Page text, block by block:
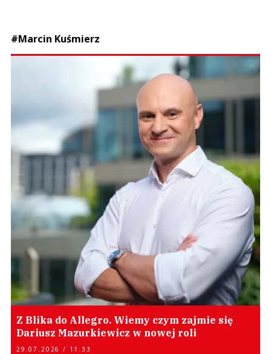
#Marcin Kuśmierz
Z Blika do Allegro. Wiemy czym zajmie się
Dariusz Mazurkiewicz w nowej roli
29.07.2026 / 11:33